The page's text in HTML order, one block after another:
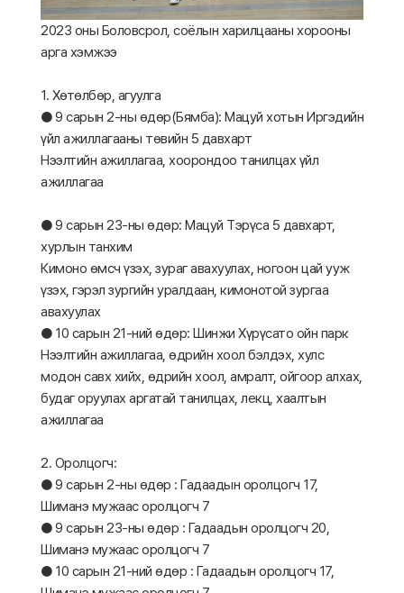
2023 оны Боловсрол, соёлын харилцааны хорооны
арга хэмжээ
1. Хөтөлбөр, агуулга
● 9 сарын 2-ны өдөр(Бямба): Мацуй хотын Иргэдийн
үйл ажиллагааны төвийн 5 давхарт
Нээлтийн ажиллагаа, хоорондоо танилцах үйл
ажиллагаа
● 9 сарын 23-ны өдөр: Мацуй Тэрүса 5 давхарт,
хурлын танхим
Кимоно өмсч үзэх, зураг авахуулах, ногоон цай ууж
үзэх, гэрэл зургийн уралдаан, кимонотой зургаа
авахуулах
● 10 сарын 21-ний өдөр: Шинжи Хүрүсато ойн парк
Нээлтийн ажиллагаа, өдрийн хоол бэлдэх, хулс
модон савх хийх, өдрийн хоол, амралт, ойгоор алхах,
будаг оруулах аргатай танилцах, лекц, хаалтын
ажиллагаа
2. Оролцогч:
● 9 сарын 2-ны өдөр : Гадаадын оролцогч 17,
Шиманэ мужаас оролцогч 7
● 9 сарын 23-ны өдөр : Гадаадын оролцогч 20,
Шиманэ мужаас оролцогч 7
● 10 сарын 21-ний өдөр : Гадаадын оролцогч 17,